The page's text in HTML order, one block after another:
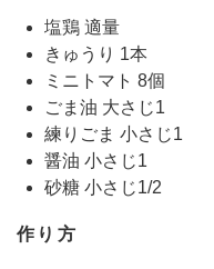
塩鶏 適量
きゅうり 1本
ミニトマト 8個
ごま油 大さじ1
練りごま 小さじ1
醤油 小さじ1
砂糖 小さじ1/2
作り方